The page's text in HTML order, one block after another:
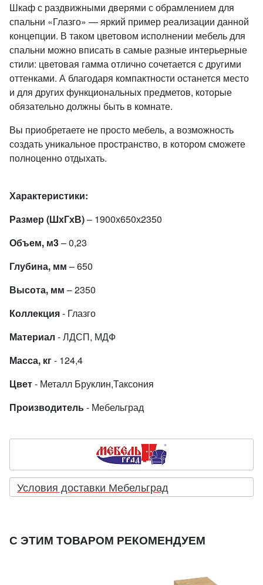
Шкаф с раздвижными дверями с обрамлением для
спальни «Глазго» — яркий пример реализации данной
концепции. В таком цветовом исполнении мебель для
спальни можно вписать в самые разные интерьерные
стили: цветовая гамма отлично сочетается с другими
оттенками. А благодаря компактности останется место
и для других функциональных предметов, которые
обязательно должны быть в комнате.
Вы приобретаете не просто мебель, а возможность
создать уникальное пространство, в котором сможете
полноценно отдыхать.
Характеристики:
Размер (ШхГхВ)– 1900х650х2350
Объем, м3– 0,23
Глубина, мм – 650
Высота, мм – 2350
Коллекция- Глазго
Материал - ЛДСП, МДФ
Масса, кг- 124,4
Цвет- Металл Бруклин,Таксония
Производитель- Мебельград
Условия доставки Мебельград
С ЭТИМ ТОВАРОМ РЕКОМЕНДУЕМ